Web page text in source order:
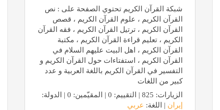
شبكة القرآن الكريم تحتوي الصفحة على : نص
القرآن الكريم ، علوم القرآن الكريم ، قصص
القرآن الكريم ، ترتيل القرآن الكريم ، فقه القرآن
الكريم ، تعليم قراءة القرآن الكريم ، مكتبة
القرآن الكريم ، اهل البيت عليهم السلام في
القرآن الكريم ، استفتاءات حول القرآن الكريم و
التفسير في القرآن الكريم باللغة العربية و عدد
كبير من اللغات
الزيارات: 825 | التقييم: 0 | المقيّمين: 0 | الدولة:
إيران | اللغة: عربي